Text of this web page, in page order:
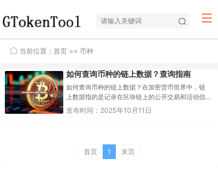
当前位置： 首页 >> 币种
如何查询币种的链上数据？查询指南
如何查询币种的链上数据？在加密货币世界中，链
上数据指的是记录在区块链上的公开交易和活动信
息。这些数据包括交易量、钱包地址、代币供应
发布时间：2025年10月11日
首页 1 末页